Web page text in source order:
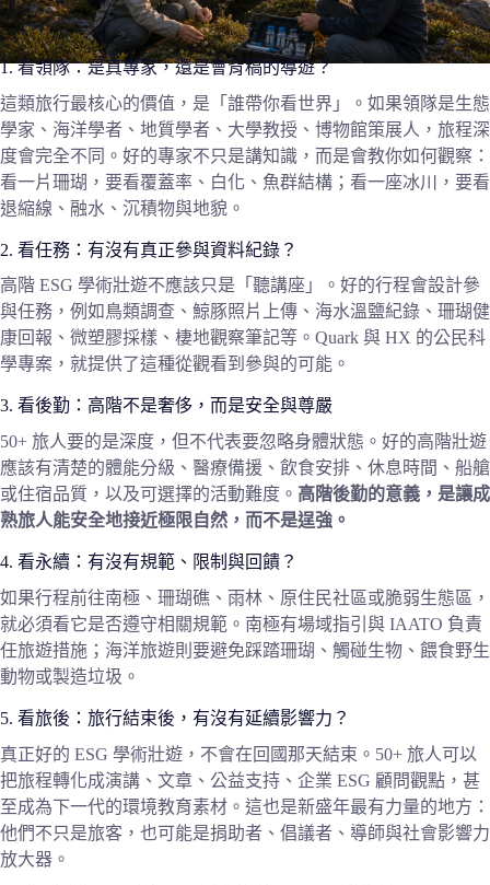
1. 看領隊：是真專家，還是會背稿的導遊？
這類旅行最核心的價值，是「誰帶你看世界」。如果領隊是生態
學家、海洋學者、地質學者、大學教授、博物館策展人，旅程深
度會完全不同。好的專家不只是講知識，而是會教你如何觀察：
看一片珊瑚，要看覆蓋率、白化、魚群結構；看一座冰川，要看
退縮線、融水、沉積物與地貌。
2. 看任務：有沒有真正參與資料紀錄？
高階 ESG 學術壯遊不應該只是「聽講座」。好的行程會設計參
與任務，例如鳥類調查、鯨豚照片上傳、海水溫鹽紀錄、珊瑚健
康回報、微塑膠採樣、棲地觀察筆記等。Quark 與 HX 的公民科
學專案，就提供了這種從觀看到參與的可能。
3. 看後勤：高階不是奢侈，而是安全與尊嚴
50+ 旅人要的是深度，但不代表要忽略身體狀態。好的高階壯遊
應該有清楚的體能分級、醫療備援、飲食安排、休息時間、船艙
或住宿品質，以及可選擇的活動難度。 高階後勤的意義，是讓成
熟旅人能安全地接近極限自然，而不是逞強。
4. 看永續：有沒有規範、限制與回饋？
如果行程前往南極、珊瑚礁、雨林、原住民社區或脆弱生態區，
就必須看它是否遵守相關規範。南極有場域指引與 IAATO 負責
任旅遊措施；海洋旅遊則要避免踩踏珊瑚、觸碰生物、餵食野生
動物或製造垃圾。
5. 看旅後：旅行結束後，有沒有延續影響力？
真正好的 ESG 學術壯遊，不會在回國那天結束。50+ 旅人可以
把旅程轉化成演講、文章、公益支持、企業 ESG 顧問觀點，甚
至成為下一代的環境教育素材。這也是新盛年最有力量的地方：
他們不只是旅客，也可能是捐助者、倡議者、導師與社會影響力
放大器。